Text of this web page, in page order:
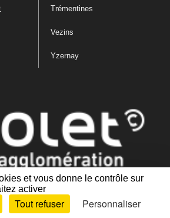
et vous donne le contrôle sur
activer
Tout refuser
Personnaliser
Trémentines
Vezins
Yzernay
de confidentialité
Accessibilité : partiellement conforme